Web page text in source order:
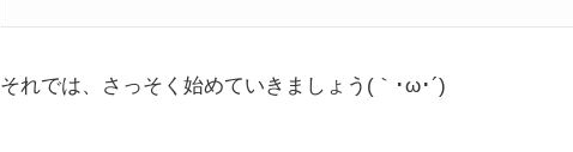
それでは、さっそく始めていきましょう(｀･ω･´)ゞ